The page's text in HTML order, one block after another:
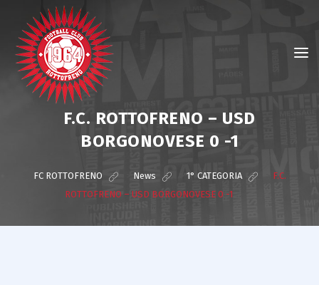
F.C. ROTTOFRENO – USD
BORGONOVESE 0 -1
FC ROTTOFRENO News 1° CATEGORIA
F.C.
ROTTOFRENO – USD BORGONOVESE 0 -1